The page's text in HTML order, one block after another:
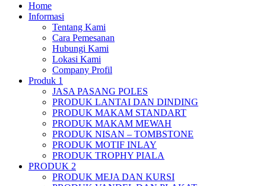
Home
Informasi
Tentang Kami
Cara Pemesanan
Hubungi Kami
Lokasi Kami
Company Profil
Produk 1
JASA PASANG POLES
PRODUK LANTAI DAN DINDING
PRODUK MAKAM STANDART
PRODUK MAKAM MEWAH
PRODUK NISAN – TOMBSTONE
PRODUK MOTIF INLAY
PRODUK TROPHY PIALA
PRODUK 2
PRODUK MEJA DAN KURSI